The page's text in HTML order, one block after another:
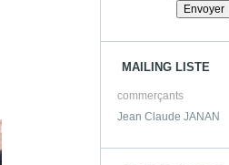
MAILING LISTE
commerçants
Jean Claude JANAN